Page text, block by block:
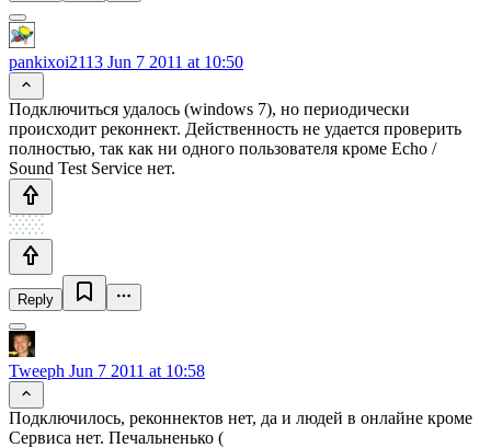
pankixoi2113 Jun 7 2011 at 10:50
Подключиться удалось (windows 7), но периодически
происходит реконнект. Действенность не удается проверить
полностью, так как ни одного пользователя кроме Echo /
Sound Test Service нет.
Reply
Tweeph Jun 7 2011 at 10:58
Подключилось, реконнектов нет, да и людей в онлайне кроме
Сервиса нет. Печальненько (